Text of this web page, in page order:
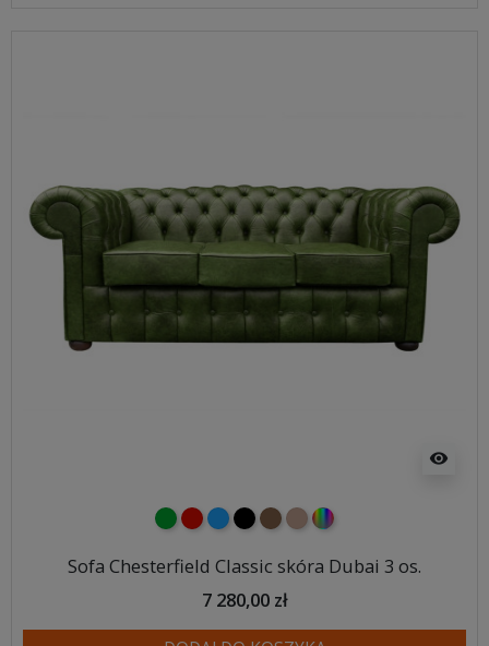
visibility
zielonyczerwony
niebieski
czarnybrązowy
jasnobrązowy
wybór koloru
Sofa Chesterfield Classic skóra Dubai 3 os.
7 280,00 zł